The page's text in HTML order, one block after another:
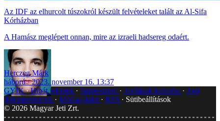
Az IDF az elhurcolt túszokról készült felvételeket talált az Al-Sifa
Kórházban
A Hamász meglépett onnan, mire az izraeli hadsereg odaért.
Herczeg Márk
háború
2023. november 16. 13:37
GYIK Hibát jelentek Impresszum Javítások kezelése
Jogi
dokumentumok
Médiaajánlat RSS
Sütibeállítások
© 2026 Magyar Jeti Zrt.